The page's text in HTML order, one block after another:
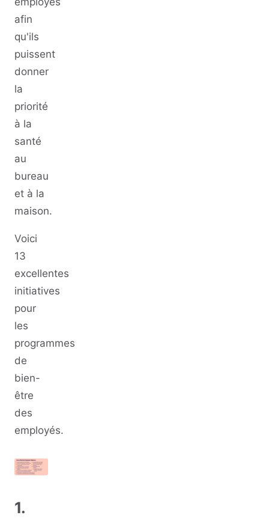
afin
qu'ils
puissent
donner
la
priorité
à la
santé
au
bureau
et à la
maison.
Voici
13
excellentes
initiatives
pour
les
programmes
de
bien-
être
des
employés.
1.